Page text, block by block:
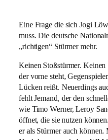
Eine Frage die sich Jogi
muss. Die deutsche
„richtigen“ Stürmer mehr.
Keinen Stoßstürmer.
der vorne steht,
Lücken reißt. Neuerdings
fehlt Jemand, der den
wie Timo Werner, Leroy
öffnet, die sie nutzen
er als Stürmer auch